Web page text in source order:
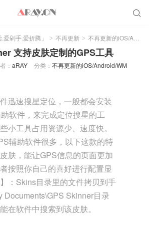

剁手.爱折腾」 > 不再更新 > 不再更新的iOS/Android/WM
支持皮肤定制的GPS工具
： aRAY 分类： 不再更新的iOS/Android/WM
迅速搜星定位，一般都会安装
软件，来完成定位搜星的工
小工具占用资源少、速度快。
辅助软件很多，以下这款的特
肤，能让GPS信息的页面更加
按照你自己的喜好进行配置显
：Skins目录里的文件拷贝到手
Documents\GPS Skinner目录
在软件中搜索到该皮肤。